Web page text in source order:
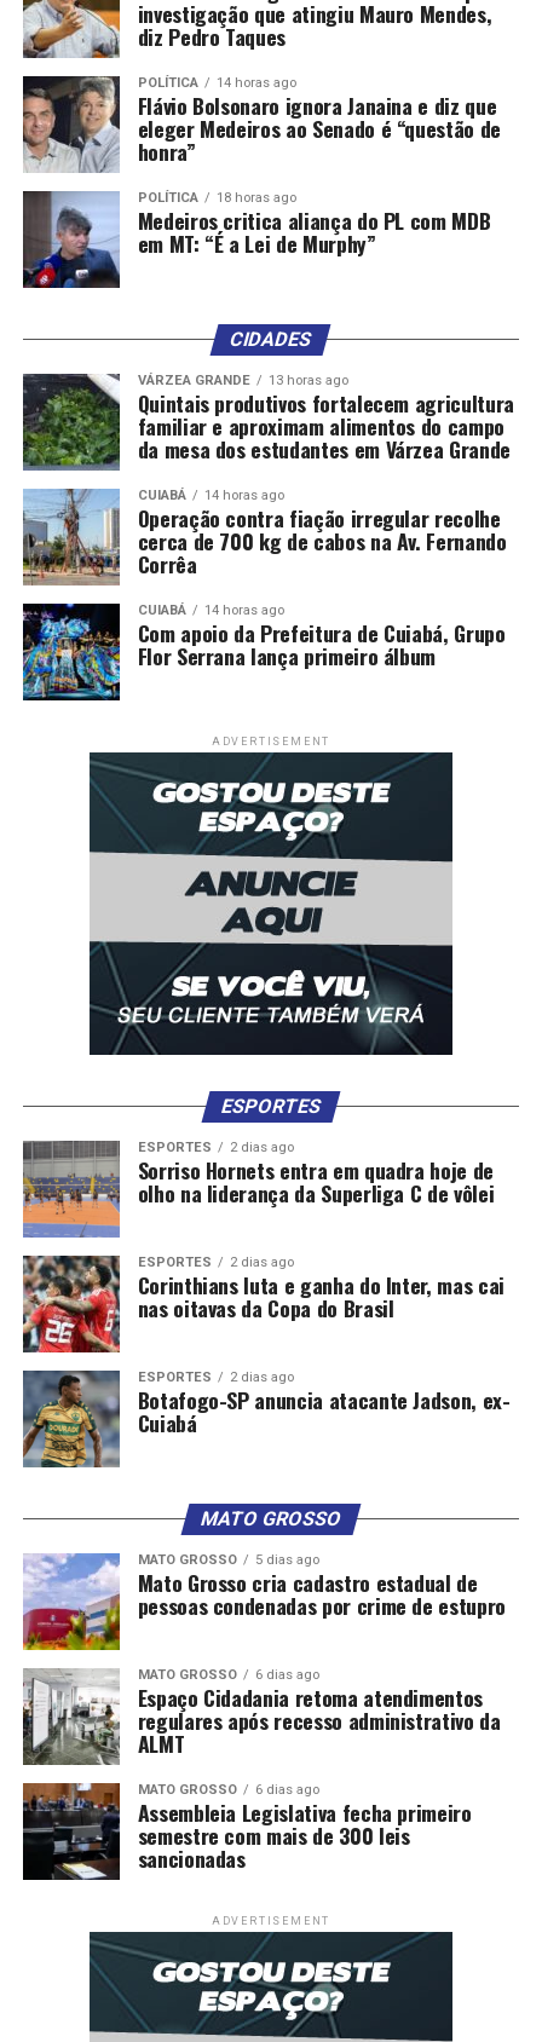
investigação que atingiu Mauro Mendes,
diz Pedro Taques
POLÍTICA 14 horas ago
Flávio Bolsonaro ignora Janaina e diz que
eleger Medeiros ao Senado é “questão de
honra”
POLÍTICA 18 horas ago
Medeiros critica aliança do PL com MDB
em MT: “É a Lei de Murphy”
CIDADES
VÁRZEA GRANDE 13 horas ago
Quintais produtivos fortalecem agricultura
familiar e aproximam alimentos do campo
da mesa dos estudantes em Várzea Grande
CUIABÁ 14 horas ago
Operação contra fiação irregular recolhe
cerca de 700 kg de cabos na Av. Fernando
Corrêa
CUIABÁ 14 horas ago
Com apoio da Prefeitura de Cuiabá, Grupo
Flor Serrana lança primeiro álbum
ADVERTISEMENT
ESPORTES
ESPORTES 2 dias ago
Sorriso Hornets entra em quadra hoje de
olho na liderança da Superliga C de vôlei
ESPORTES 2 dias ago
Corinthians luta e ganha do Inter, mas cai
nas oitavas da Copa do Brasil
ESPORTES 2 dias ago
Botafogo-SP anuncia atacante Jadson, ex-
Cuiabá
MATO GROSSO
MATO GROSSO 5 dias ago
Mato Grosso cria cadastro estadual de
pessoas condenadas por crime de estupro
MATO GROSSO 6 dias ago
Espaço Cidadania retoma atendimentos
regulares após recesso administrativo da
ALMT
MATO GROSSO 6 dias ago
Assembleia Legislativa fecha primeiro
semestre com mais de 300 leis
sancionadas
ADVERTISEMENT